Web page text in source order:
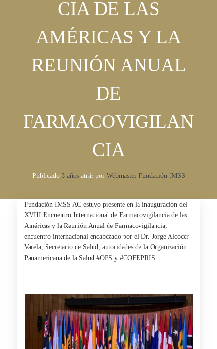
CIA DE LAS
AMÉRICAS Y LA
REUNIÓN ANUAL
DE
FARMACOVIGILAN
CIA
Publicado 3 añosatrás por Webmaster Fundación IMSS
Fundación IMSS AC estuvo presente en la inauguración del
XVIII Encuentro Internacional de Farmacovigilancia de las
Américas y la Reunión Anual de Farmacovigilancia,
encuentro internacional encabezado por el Dr. Jorge Alcocer
Varela, Secretario de Salud, autoridades de la Organización
Panamericana de la Salud #OPS y #COFEPRIS.